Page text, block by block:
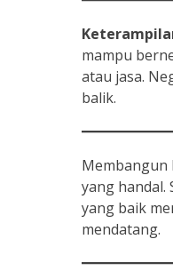
mampu
atau jasa.
balik.
yang handal.
yang baik
mendatang.